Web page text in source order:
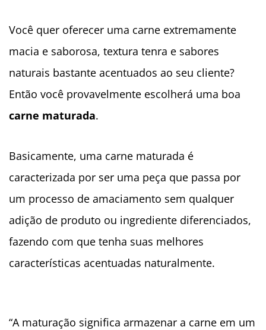
Você quer oferecer uma carne extremamente
macia e saborosa, textura tenra e sabores
naturais bastante acentuados ao seu cliente?
Então você provavelmente escolherá uma boa
carne maturada.
Basicamente, uma carne maturada é
caracterizada por ser uma peça que passa por
um processo de amaciamento sem qualquer
adição de produto ou ingrediente diferenciados,
fazendo com que tenha suas melhores
características acentuadas naturalmente.
“A maturação significa armazenar a carne em um